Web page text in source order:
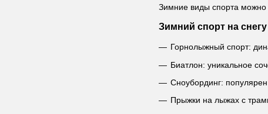
Зимние виды спорта можно
Зимний спорт на снегу
Горнолыжный спорт:
Биатлон: уникальное
Сноубординг:
Прыжки на лыжах с